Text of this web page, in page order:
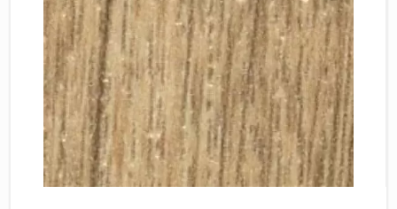
CronaFloor
Damy Floor
Decoria
Dolce Flooring
ECO Parquet